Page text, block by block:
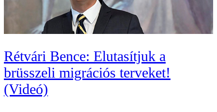
Rétvári Bence: Elutasítjuk a
brüsszeli migrációs terveket!
(Videó)